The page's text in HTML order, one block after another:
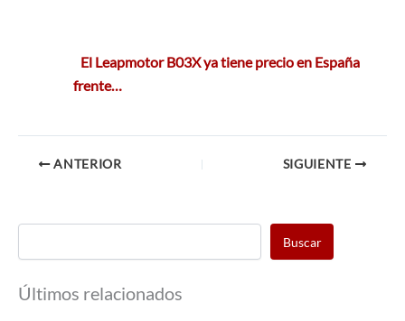
El Leapmotor B03X ya tiene precio en España
frente…
ANTERIOR SIGUIENTE
Buscar
Últimos relacionados